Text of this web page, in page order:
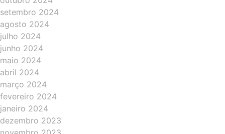
setembro 2024
agosto 2024
julho 2024
junho 2024
maio 2024
abril 2024
março 2024
fevereiro 2024
janeiro 2024
dezembro 2023